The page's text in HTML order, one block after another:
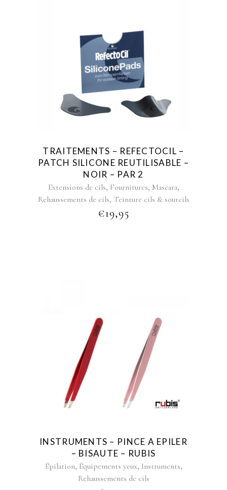
TRAITEMENTS – REFECTOCIL –
PATCH SILICONE REUTILISABLE –
NOIR – PAR 2
Extensions de cils, Fournitures, Mascara,
Rehaussements de cils, Teinture cils & sourcils
€19,95
INSTRUMENTS – PINCE A EPILER
– BISAUTE – RUBIS
Épilation, Équipements yeux, Instruments,
Rehaussements de cils